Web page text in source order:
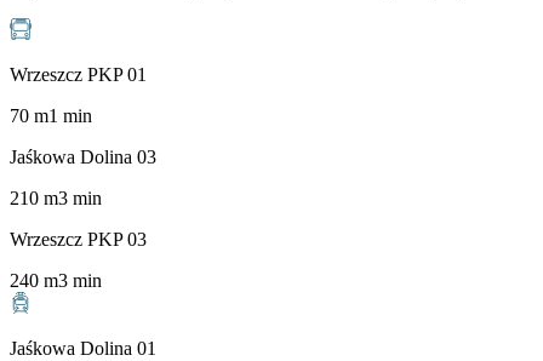
Wrzeszcz PKP 01
70 m1 min
Jaśkowa Dolina 03
210 m3 min
Wrzeszcz PKP 03
240 m3 min
Jaśkowa Dolina 01